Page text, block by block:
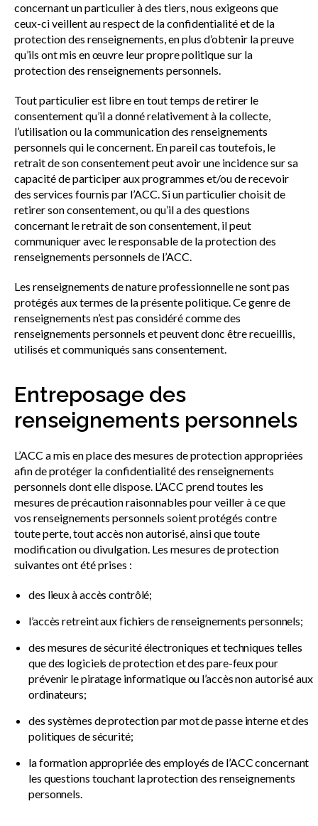
concernant un particulier à des tiers, nous exigeons que
ceux-ci veillent au respect de la confidentialité et de la
protection des renseignements, en plus d’obtenir la preuve
qu’ils ont mis en œuvre leur propre politique sur la
protection des renseignements personnels.
Tout particulier est libre en tout temps de retirer le
consentement qu’il a donné relativement à la collecte,
l’utilisation ou la communication des renseignements
personnels qui le concernent. En pareil cas toutefois, le
retrait de son consentement peut avoir une incidence sur sa
capacité de participer aux programmes et/ou de recevoir
des services fournis par l’ACC. Si un particulier choisit de
retirer son consentement, ou qu’il a des questions
concernant le retrait de son consentement, il peut
communiquer avec le responsable de la protection des
renseignements personnels de l’ACC.
Les renseignements de nature professionnelle ne sont pas
protégés aux termes de la présente politique. Ce genre de
renseignements n’est pas considéré comme des
renseignements personnels et peuvent donc être recueillis,
utilisés et communiqués sans consentement.
Entreposage des
renseignements personnels
L’ACC a mis en place des mesures de protection appropriées
afin de protéger la confidentialité des renseignements
personnels dont elle dispose. L’ACC prend toutes les
mesures de précaution raisonnables pour veiller à ce que
vos renseignements personnels soient protégés contre
toute perte, tout accès non autorisé, ainsi que toute
modification ou divulgation. Les mesures de protection
suivantes ont été prises :
des lieux à accès contrôlé;
l’accès retreint aux fichiers de renseignements personnels;
des mesures de sécurité électroniques et techniques telles
que des logiciels de protection et des pare-feux pour
prévenir le piratage informatique ou l’accès non autorisé aux
ordinateurs;
des systèmes de protection par mot de passe interne et des
politiques de sécurité;
la formation appropriée des employés de l’ACC concernant
les questions touchant la protection des renseignements
personnels.